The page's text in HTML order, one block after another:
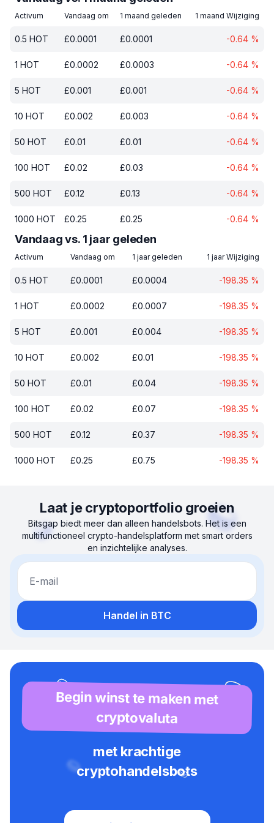
Activum Vandaag om 1 maand geleden 1 maand Wijziging
0.5 HOT £0.0001 £0.0001 -0.64 %
1 HOT £0.0002 £0.0003 -0.64 %
5 HOT £0.001 £0.001 -0.64 %
10 HOT £0.002 £0.003 -0.64 %
50 HOT £0.01 £0.01 -0.64 %
100 HOT £0.02 £0.03 -0.64 %
500 HOT £0.12 £0.13 -0.64 %
1000 HOT £0.25 £0.25 -0.64 %
Vandaag vs. 1 jaar geleden
Activum Vandaag om 1 jaar geleden 1 jaar Wijziging
0.5 HOT £0.0001 £0.0004 -198.35 %
1 HOT £0.0002 £0.0007 -198.35 %
5 HOT £0.001 £0.004 -198.35 %
10 HOT £0.002 £0.01 -198.35 %
50 HOT £0.01 £0.04 -198.35 %
100 HOT £0.02 £0.07 -198.35 %
500 HOT £0.12 £0.37 -198.35 %
1000 HOT £0.25 £0.75 -198.35 %
Laat je cryptoportfolio groeien
Bitsgap biedt meer dan alleen handelsbots. Het is een
multifunctioneel crypto-handelsplatform met smart orders
en inzichtelijke analyses.
E-mail
Handel in BTC
Begin winst te maken met
cryptovaluta
met krachtige
cryptohandelsbots